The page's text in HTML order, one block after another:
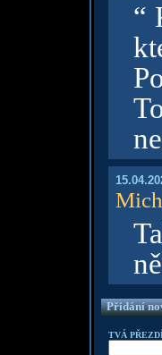
“
Přidání
TVÁ